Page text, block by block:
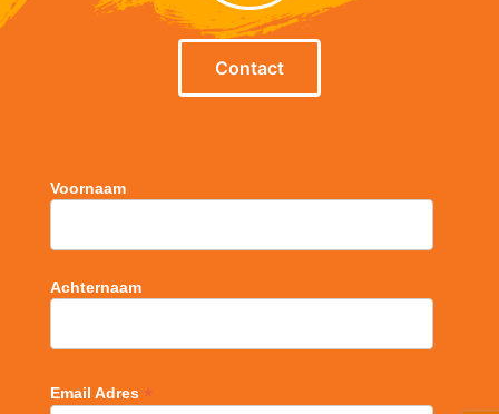
Contact
Voornaam
Achternaam
Email Adres *